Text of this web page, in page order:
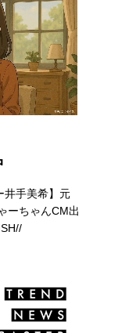
井手美希】元
ーちゃんCM出